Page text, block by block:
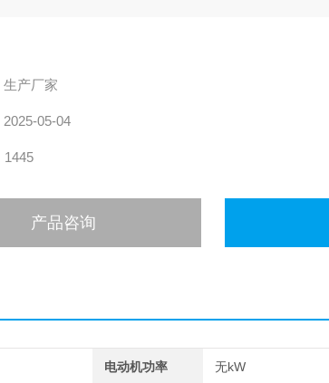
生产厂家
2025-05-04
1445
产品咨询
电动机功率 无kW